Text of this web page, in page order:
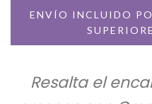
ENVÍO INCLUIDO
Resalta el